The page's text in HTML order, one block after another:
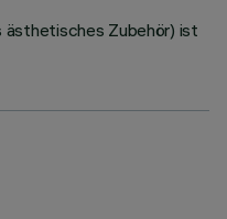
ästhetisches Zubehör) ist